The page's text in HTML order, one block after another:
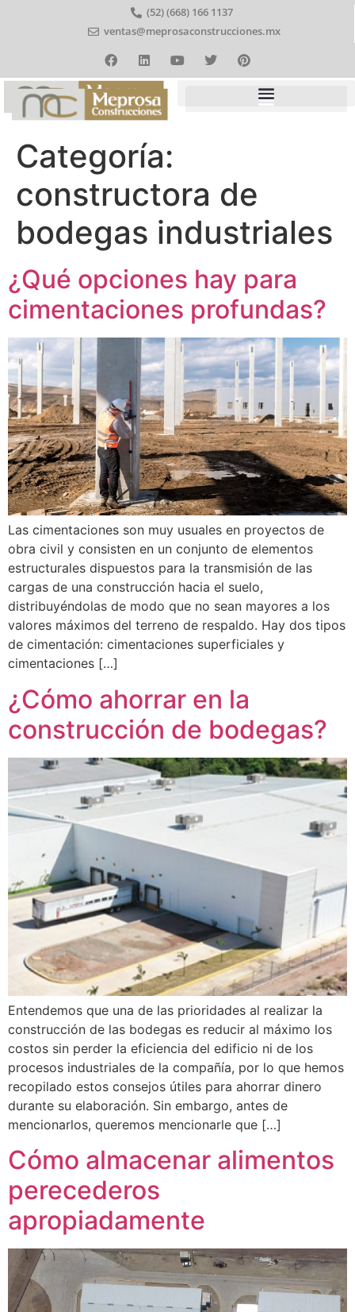
(52) (668) 166 1137
ventas@meprosaconstrucciones.mx
Categoría:
constructora de
bodegas industriales
¿Qué opciones hay para
cimentaciones profundas?
Las cimentaciones son muy usuales en proyectos de
obra civil y consisten en un conjunto de elementos
estructurales dispuestos para la transmisión de las
cargas de una construcción hacia el suelo,
distribuyéndolas de modo que no sean mayores a los
valores máximos del terreno de respaldo. Hay dos tipos
de cimentación: cimentaciones superficiales y
cimentaciones […]
¿Cómo ahorrar en la
construcción de bodegas?
Entendemos que una de las prioridades al realizar la
construcción de las bodegas es reducir al máximo los
costos sin perder la eficiencia del edificio ni de los
procesos industriales de la compañía, por lo que hemos
recopilado estos consejos útiles para ahorrar dinero
durante su elaboración. Sin embargo, antes de
mencionarlos, queremos mencionarle que […]
Cómo almacenar alimentos
perecederos
apropiadamente